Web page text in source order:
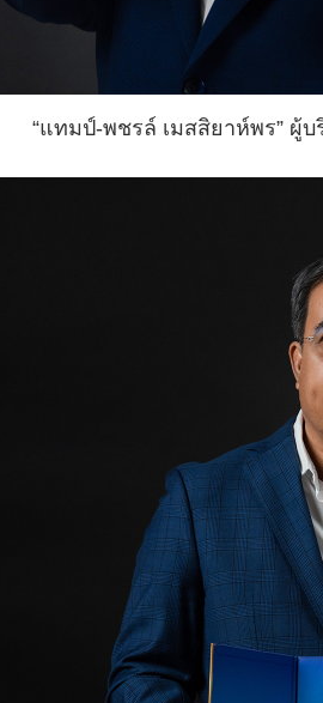
“แทมป์-พชรล์ เมสสิยาห์พร” ผู้